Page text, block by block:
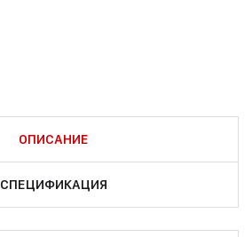
ОПИСАНИЕ
СПЕЦИФИКАЦИЯ